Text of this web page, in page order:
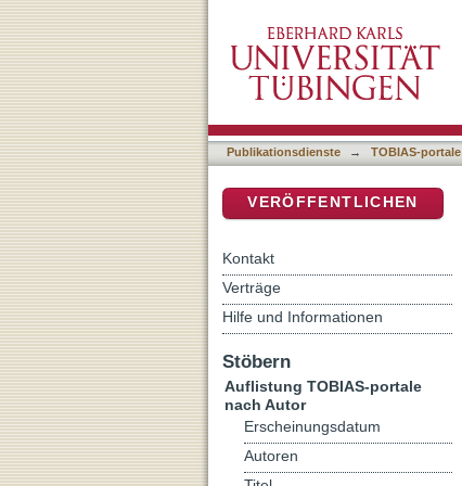
Publikationsdienste → TOBIAS-portale
VERÖFFENTLICHEN
Kontakt
Verträge
Hilfe und Informationen
Stöbern
Auflistung TOBIAS-portale
nach Autor
Erscheinungsdatum
Autoren